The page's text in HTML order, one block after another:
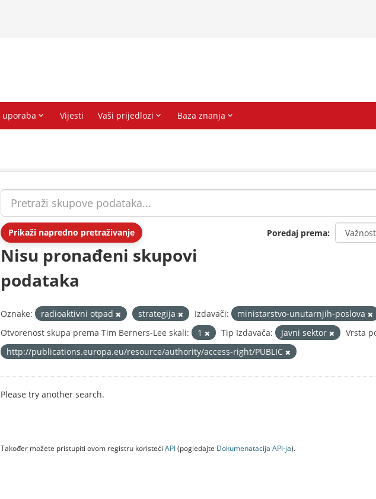
Prikaži napredno pretraživanje Poredaj prema
Nisu pronađeni skupovi
podataka
Oznake: radioaktivni otpad strategija Izdavači: ministarstvo-unutarnjih-poslova
Otvorenost skupa prema Tim Berners-Lee skali:
1 Tip Izdavača: Javni sektor
Vrsta
http://publications.europa.eu/resource/authority/access-right/PUBLIC
Please try another search.
Također možete pristupiti ovom registru koristeći API(pogledajte Dokumenаtаcijа API-jа).